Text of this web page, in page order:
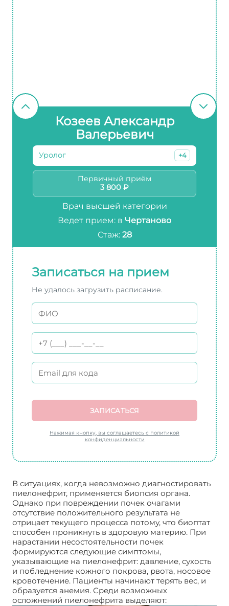
Козеев Александр
Валерьевич
Уролог +4
Первичный приём
3 800 ₽
Врач высшей категории
Ведет прием: в Чертаново
Стаж: 28
Записаться на прием
Не удалось загрузить расписание.
ЗАПИСАТЬСЯ
Нажимая кнопку, вы соглашаетесь с политикой
конфиденциальности
В ситуациях, когда невозможно диагностировать
пиелонефрит, применяется биопсия органа.
Однако при повреждении почек очагами
отсутствие положительного результата не
отрицает текущего процесса потому, что биоптат
способен проникнуть в здоровую материю. При
нарастании несостоятельности почек
формируются следующие симптомы,
указывающие на пиелонефрит: давление, сухость
и побледнение кожного покрова, рвота, носовое
кровотечение. Пациенты начинают терять вес, и
образуется анемия. Среди возможных
осложнений пиелонефрита выделяют: